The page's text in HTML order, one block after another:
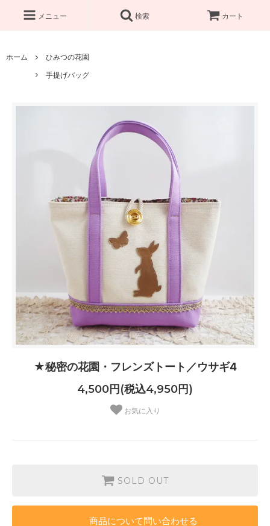
メニュー 検索 カート
ホーム
ひみつの花園
手提げバッグ
★秘密の花園・フレンズトート／ウサギ4
4,500円(税込4,950円)
お気に入り
SOLD OUT
商品について問い合わせる